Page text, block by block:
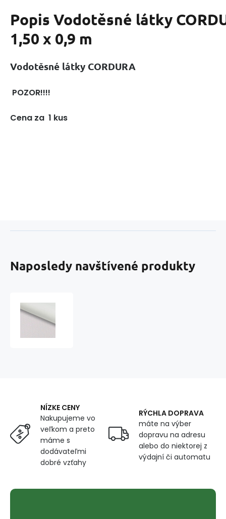
Popis Vodotěsné látky
1,50 x 0,9 m
Vodotěsné látky CORDURA
POZOR!!!!
Cena za 1 kus
Naposledy navštívené produkty
NÍZKE CENY
Nakupujeme vo
veľkom a preto
máme s
dodávateľmi
dobré vzťahy
RÝCHLA DOPRAVA
máte na výber
dopravu na adresu
alebo do niektorej z
výdajní či automatu